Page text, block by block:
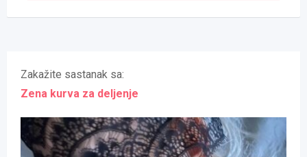
Zakažite sastanak sa:
Zena kurva za deljenje